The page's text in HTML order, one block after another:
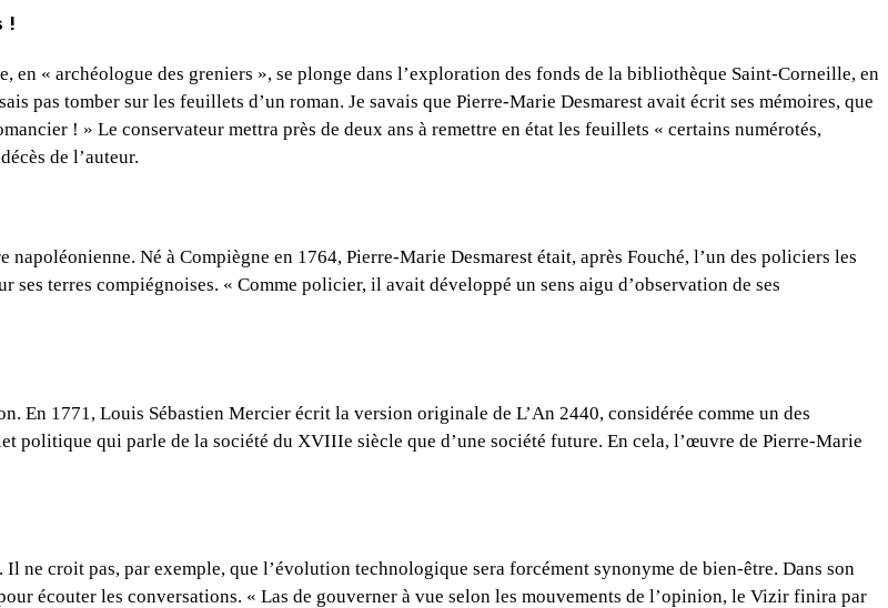
!
en « archéologue des greniers », se plonge dans l’exploration des fonds de la bibliothèque Saint-Corneille, en
pas tomber sur les feuillets d’un roman. Je savais que Pierre-Marie Desmarest avait écrit ses mémoires, que
! » Le conservateur mettra près de deux ans à remettre en état les feuillets « certains numérotés,
de l’auteur.
Né à Compiègne en 1764, Pierre-Marie Desmarest était, après Fouché, l’un des policiers les
terres compiégnoises. « Comme policier, il avait développé un sens aigu d’observation de ses
En 1771, Louis Sébastien Mercier écrit la version originale de L’An 2440, considérée comme un des
politique qui parle de la société du XVIIIe siècle que d’une société future. En cela, l’œuvre de Pierre-Marie
croit pas, par exemple, que l’évolution technologique sera forcément synonyme de bien-être. Dans son
écouter les conversations. « Las de gouverner à vue selon les mouvements de l’opinion, le Vizir finira par